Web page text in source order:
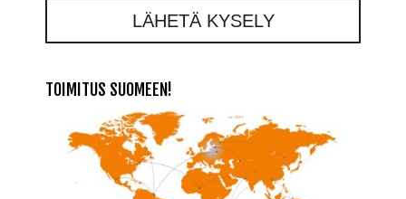
LÄHETÄ KYSELY
TOIMITUS SUOMEEN!